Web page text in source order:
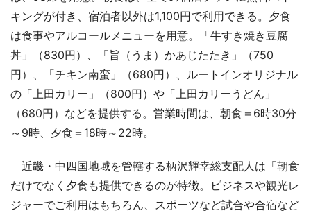
キングが付き、宿泊者以外は1,100円で利用できる。夕食
は食事やアルコールメニューを用意。「牛すき焼き豆腐
丼」（830円）、「旨（うま）かあじたたき」（750
円）、「チキン南蛮」（680円）、ルートインオリジナル
の「上田カリー」（800円）や「上田カリーうどん」
（680円）などを提供する。営業時間は、朝食＝6時30分
～9時、夕食＝18時～22時。
近畿・中四国地域を管轄する柄沢輝幸総支配人は「朝食
だけでなく夕食も提供できるのが特徴。ビジネスや観光レ
ジャーでご利用はもちろん、スポーツなど試合や合宿など